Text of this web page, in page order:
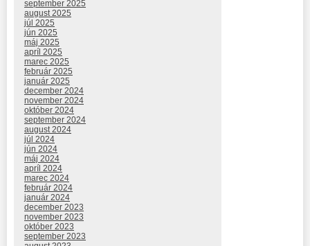
september 2025
august 2025
júl 2025
jún 2025
máj 2025
apríl 2025
marec 2025
február 2025
január 2025
december 2024
november 2024
október 2024
september 2024
august 2024
júl 2024
jún 2024
máj 2024
apríl 2024
marec 2024
február 2024
január 2024
december 2023
november 2023
október 2023
september 2023